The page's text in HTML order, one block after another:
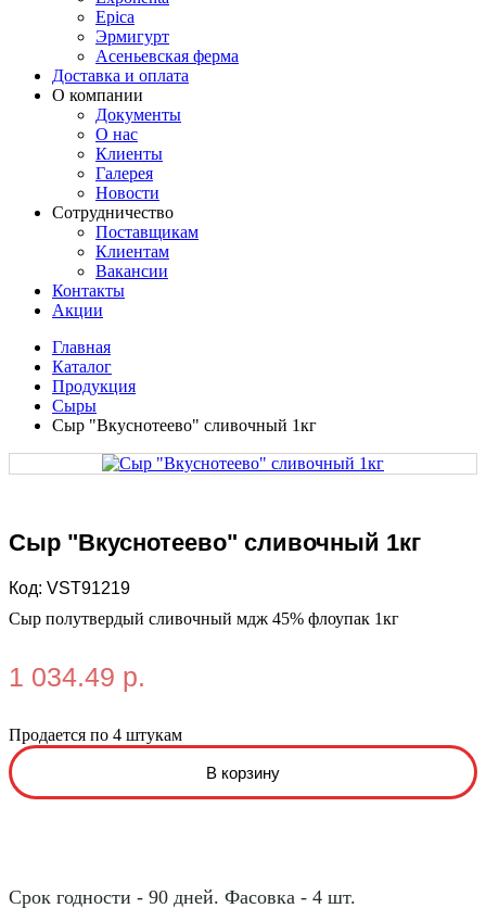
Epica
Эрмигурт
Асеньевская ферма
Доставка и оплата
О компании
Документы
О нас
Клиенты
Галерея
Новости
Сотрудничество
Поставщикам
Клиентам
Вакансии
Контакты
Акции
Главная
Каталог
Продукция
Сыры
Сыр "Вкуснотеево" сливочный 1кг
Сыр "Вкуснотеево" сливочный 1кг
Код: VST91219
Сыр полутвердый сливочный мдж 45% флоупак 1кг
1 034.49 р.
Продается по 4 штукам
Срок годности - 90 дней. Фасовка - 4 шт.